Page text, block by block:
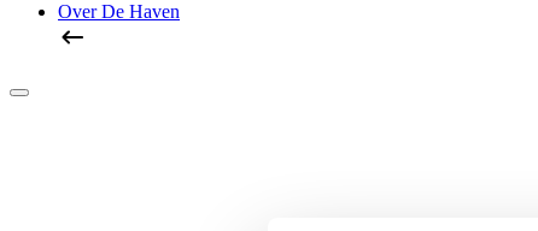
Over De Haven